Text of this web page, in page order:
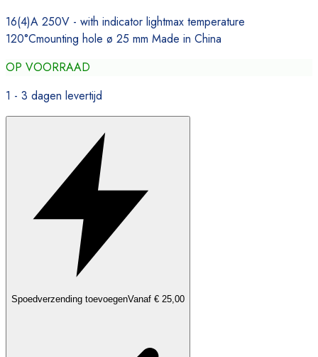
16(4)A 250V - with indicator lightmax temperature
120°Cmounting hole ø 25 mm Made in China
OP VOORRAAD
1 - 3 dagen levertijd
Spoedverzending toevoegenVanaf € 25,00